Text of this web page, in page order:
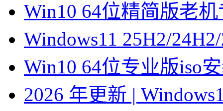
Win10 64位精简版老
Windows11 25H2/
Win10 64位专业版iso
2026 年更新 |